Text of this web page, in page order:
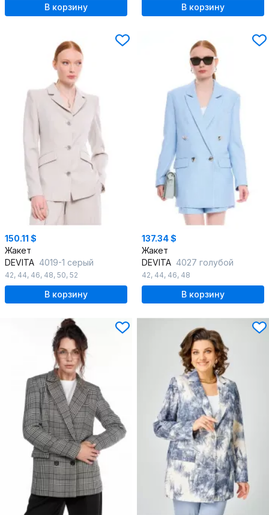
В корзину В корзину
150.11 $
Жакет
DEVITA 4019-1 серый
42, 44, 46, 48, 50, 52
В корзину
137.34 $
Жакет
DEVITA 4027 голубой
42, 44, 46, 48
В корзину